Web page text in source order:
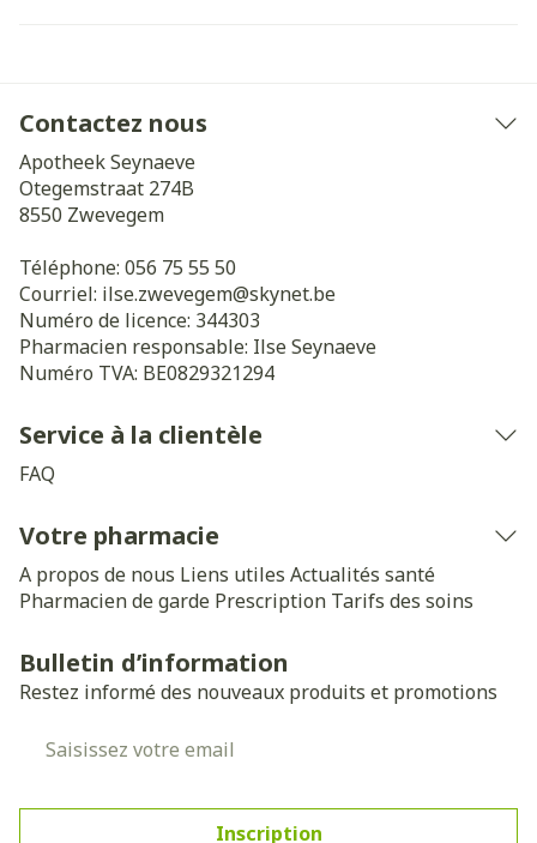
Contactez nous
Apotheek Seynaeve
Otegemstraat 274B
8550 Zwevegem
Téléphone: 056 75 55 50
Courriel: ilse.zwevegem@skynet.be
Numéro de licence: 344303
Pharmacien responsable: Ilse Seynaeve
Numéro TVA: BE0829321294
Service à la clientèle
FAQ
Votre pharmacie
A propos de nous Liens utiles Actualités santé
Pharmacien de garde Prescription Tarifs des soins
Bulletin d’information
Restez informé des nouveaux produits et promotions
Inscription